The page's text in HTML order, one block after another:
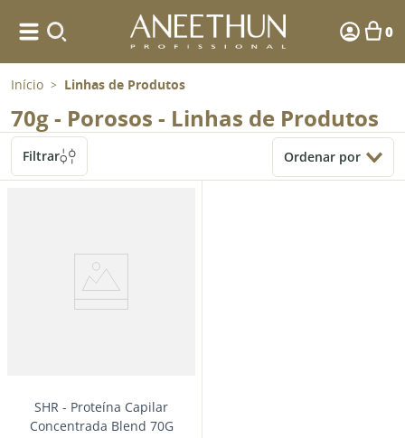
0
Início > Linhas de Produtos
70g - Porosos - Linhas de Produtos
Filtrar Ordenar por
SHR - Proteína Capilar
Concentrada Blend 70G